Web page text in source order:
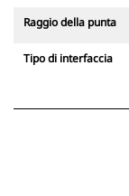
Raggio della punta
Tipo di interfaccia